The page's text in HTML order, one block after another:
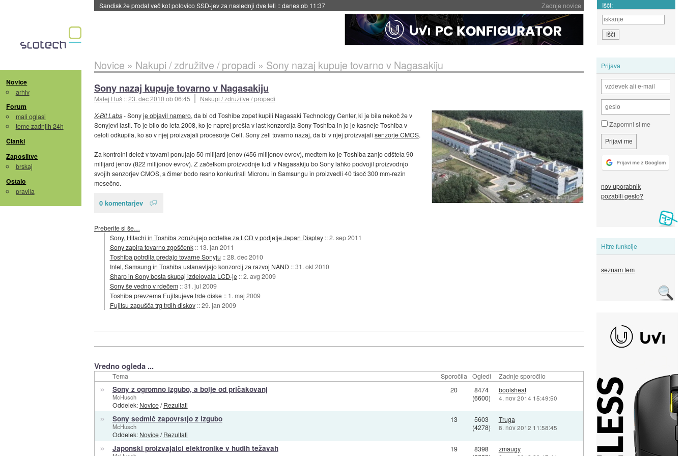
Zadnje novice
Sandisk že prodal več kot polovico SSD-jev za naslednji dve leti ::danes ob 11:37 Išči:
Novice
arhiv
Forum
mali oglasi
teme zadnjih 24h
Članki
Zaposlitve
brskaj
Ostalo
pravila
Prijava
Zapomni si me
nov uporabnik
pozabili geslo?
Hitre funkcije
seznam tem
Novice » Nakupi / združitve / propadi » Sony nazaj kupuje tovarno v Nagasakiju
Sony nazaj kupuje tovarno v Nagasakiju
Matej Huš ::23. dec 2010ob 06:45
Nakupi / združitve / propadi
X-Bit Labs- Sonyje objavil namero, da bi od Toshibe zopet kupili Nagasaki Technology Center, ki je bila nekoč že v
Sonyjevi lasti. To je bilo do leta 2008, ko je naprej prešla v last konzorcija Sony-Toshiba in jo je kasneje Toshiba v
celoti odkupila, ko so v njej proizvajali procesorje Cell. Sony želi tovarno nazaj, da bi v njej proizvajali senzorje CMOS.
Za kontrolni delež v tovarni ponujajo 50 milijard jenov (456 milijonov evrov), medtem ko je Toshiba zanjo odštela 90
milijard jenov (822 milijonov evrov). Z začetkom proizvodnje tudi v Nagasakiju bo Sony lahko podvojil proizvodnjo
svojih senzorjev CMOS, s čimer bodo resno konkurirali Micronu in Samsungu in proizvedli 40 tisoč 300 mm-rezin
mesečno.
0 komentarjev
Preberite si še…
Sony, Hitachi in Toshiba združujejo oddelke za LCD v podjetje Japan Display ::2. sep 2011
Sony zapira tovarno zgoščenk :: 13. jan 2011
Toshiba potrdila predajo tovarne Sonyju ::28. dec 2010
Intel, Samsung in Toshiba ustanavljajo konzorcij za razvoj NAND ::31. okt 2010
Sharp in Sony bosta skupaj izdelovala LCD-je ::2. avg 2009
Sony še vedno v rdečem ::31. jul 2009
Toshiba prevzema Fujitsujeve trde diske :: 1. maj 2009
Fujitsu zapušča trg trdih diskov ::29. jan 2009
Vredno ogleda ...
Tema Sporočila Ogledi Zadnje sporočilo
» Sony z ogromno izgubo, a bolje od pričakovanj
McHusch
Oddelek: Novice/Rezultati
20
8474
(6600)
boolsheat
4. nov 2014 15:49:50
» Sony sedmič zapovrstjo z izgubo
McHusch
Oddelek: Novice/Rezultati
13
5603
(4278)
Truga
8. nov 2012 11:58:45
» Japonski proizvajalci elektronike v hudih težavah 19
8398
zmaugy